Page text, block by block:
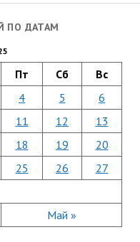
ПО ДАТАМ
Пт Сб Вс
Май »
4 5
6
11 12
13
18 19
20
25 26
27